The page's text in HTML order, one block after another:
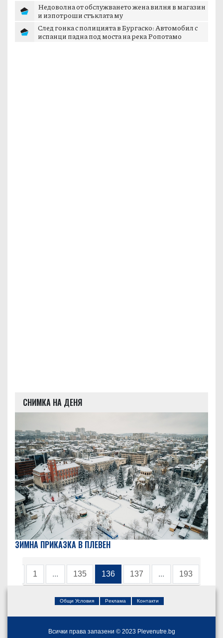
Недоволна от обслужването жена вилня в магазин
и изпотроши стъклата му
След гонка с полицията в Бургаско: Автомобил с
испанци падна под моста на река Ропотамо
СНИМКА НА ДЕНЯ
ЗИМНА ПРИКАЗКА В ПЛЕВЕН
1 ... 135 136 137 ... 193
Общи Условия Реклама Контакти
Всички права запазени © 2023 Plevenutre.bg